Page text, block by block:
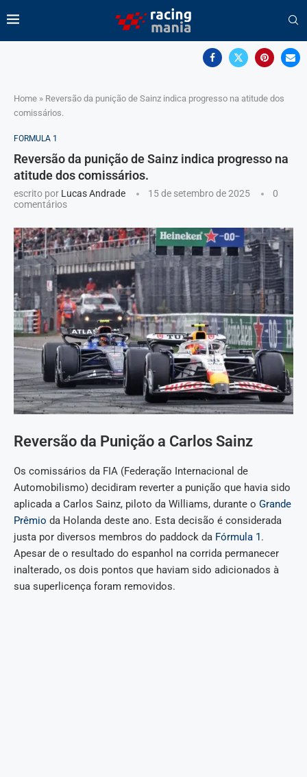
Home » Reversão da punição de Sainz indica progresso na atitude dos
comissários.
FORMULA 1
Reversão da punição de Sainz indica progresso na
atitude dos comissários.
escrito por Lucas Andrade 15 de setembro de 2025
0
comentários
Reversão da Punição a Carlos Sainz
Os comissários da FIA (Federação Internacional de
Automobilismo) decidiram reverter a punição que havia sido
aplicada a Carlos Sainz, piloto da Williams, durante o Grande
Prêmio da Holanda deste ano. Esta decisão é considerada
justa por diversos membros do paddock da Fórmula 1.
Apesar de o resultado do espanhol na corrida permanecer
inalterado, os dois pontos que haviam sido adicionados à
sua superlicença foram removidos.